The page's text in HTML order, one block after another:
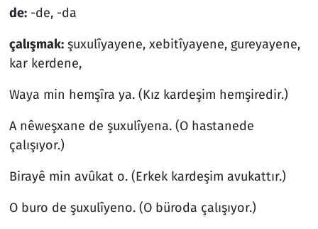
de:-de, -da
çalışmak:şuxulîyayene, xebitîyayene, gureyayene,
kar kerdene,
Waya min hemşîra ya. (Kız kardeşim hemşiredir.)
A nêweşxane de şuxulîyena. (O hastanede
çalışıyor.)
Birayê min avûkat o. (Erkek kardeşim avukattır.)
O buro de şuxulîyeno. (O büroda çalışıyor.)